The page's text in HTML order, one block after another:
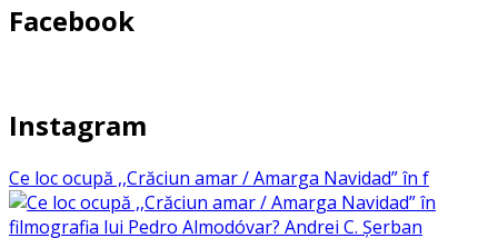
Facebook
Instagram
Ce loc ocupă ,,Crăciun amar / Amarga Navidad” în f